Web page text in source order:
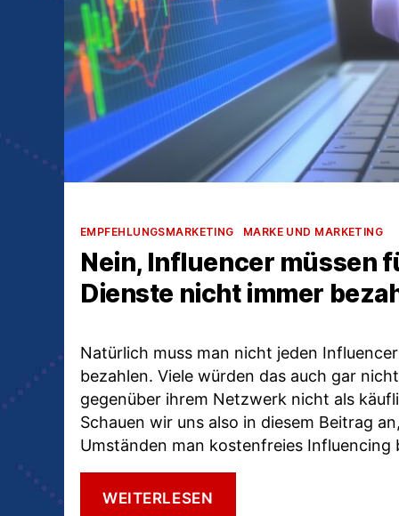
Kategorien
EMPFEHLUNGSMARKETING MARKE UND MARKETING
Nein, Influencer müssen
Dienste nicht immer
Natürlich muss man nicht jeden
bezahlen. Viele würden das auch gar
gegenüber ihrem Netzwerk nicht als
Schauen wir uns also in diesem Beitrag
Umständen man kostenfreies Influencing
WEITERLESEN